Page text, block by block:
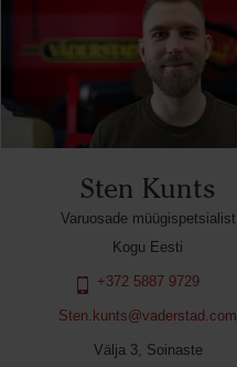
Sten Kunts
Varuosade müügispetsialist
Kogu Eesti
+372 5887 9729
Sten.kunts@vaderstad.com
Välja 3, Soinaste